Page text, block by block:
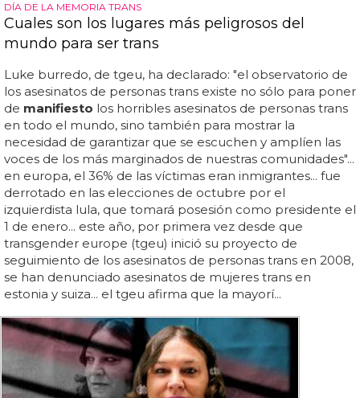
DÍA DE LA MEMORIA TRANS
Cuales son los lugares más peligrosos del
mundo para ser trans
Luke burredo, de tgeu, ha declarado: "el observatorio de
los asesinatos de personas trans existe no sólo para poner
de manifiesto los horribles asesinatos de personas trans
en todo el mundo, sino también para mostrar la
necesidad de garantizar que se escuchen y amplíen las
voces de los más marginados de nuestras comunidades"...
en europa, el 36% de las víctimas eran inmigrantes... fue
derrotado en las elecciones de octubre por el
izquierdista lula, que tomará posesión como presidente el
1 de enero... este año, por primera vez desde que
transgender europe (tgeu) inició su proyecto de
seguimiento de los asesinatos de personas trans en 2008,
se han denunciado asesinatos de mujeres trans en
estonia y suiza... el tgeu afirma que la mayorí...